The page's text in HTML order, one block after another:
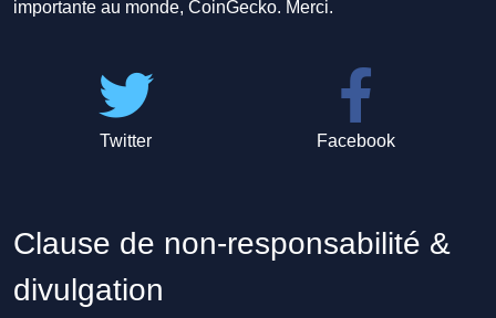
importante au monde, CoinGecko. Merci.
Twitter Facebook
Clause de non-responsabilité &
divulgation